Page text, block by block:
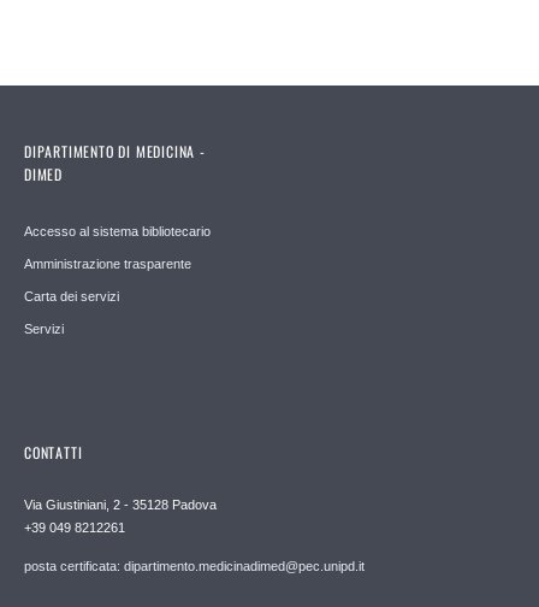
DIPARTIMENTO DI MEDICINA -
DIMED
Accesso al sistema bibliotecario
Amministrazione trasparente
Carta dei servizi
Servizi
CONTATTI
Via Giustiniani, 2 - 35128 Padova
+39 049 8212261
posta certificata: dipartimento.medicinadimed@pec.unipd.it